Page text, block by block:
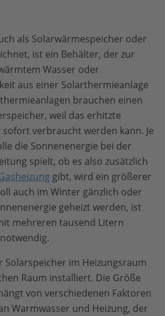
als Solarwärmespeicher oder
ist ein Behälter, der zur
Wasser oder
aus einer Solarthermieanlage
brauchen einen
weil das erhitzte
verbraucht werden kann. Je
die Sonnenenergie bei der
spielt, ob es also zusätzlich
gibt, wird ein größerer
auch im Winter gänzlich oder
geheizt werden, ist
mehreren tausend Litern
Solarspeicher im Heizungsraum
Raum installiert. Die Größe
von verschiedenen Faktoren
Warmwasser und Heizung, der